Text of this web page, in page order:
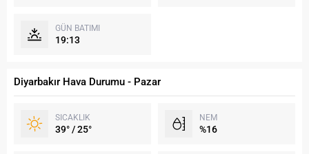
GÜN BATIMI
19:13
Diyarbakır Hava Durumu - Pazar
SICAKLIK
39° / 25°
NEM
%16